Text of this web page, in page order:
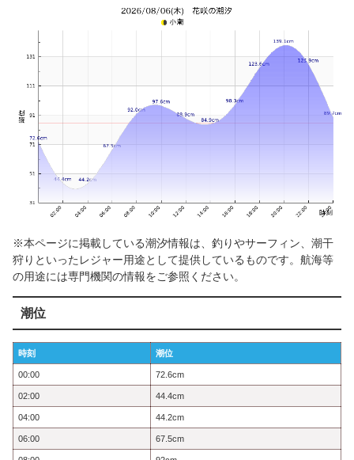
※本ページに掲載している潮汐情報は、釣りやサーフィン、潮干
狩りといったレジャー用途として提供しているものです。航海等
の用途には専門機関の情報をご参照ください。
潮位
時刻 潮位
00:00 72.6cm
02:00 44.4cm
04:00 44.2cm
06:00 67.5cm